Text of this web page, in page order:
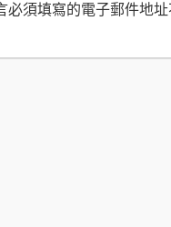
必須填寫的電子郵件地址